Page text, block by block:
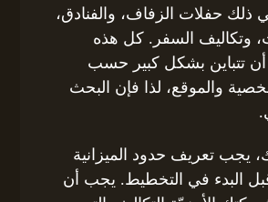
ذلك حفلات الزفاف، والفنادق،
وتكاليف السفر. كل هذه
أن تتباين بشكل كبير حسب
والموقع، لذا فإن البحث
يجب تعريف حدود الميزانية
البدء في التخطيط. يجب أن